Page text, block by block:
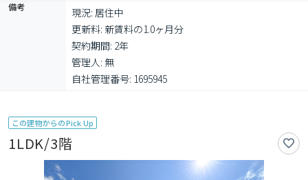
備考
現況: 居住中
更新料: 新賃料の1.0ヶ月分
契約期間: 2年
管理人: 無
自社管理番号: 1695945
この建物からのPick Up
1LDK/3階